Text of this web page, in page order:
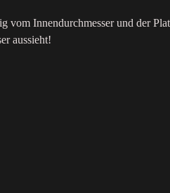
Innendurchmesser und der
aussieht!